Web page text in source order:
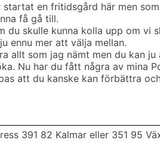
en fritidsgård här men
få gå till.
du skulle kunna kolla upp om vi
ennu mer att välja mellan.
allt som jag nämt men du kan
Nu har du fått några av mina
att du kanske kan förbättra
391 82 Kalmar eller 351 95